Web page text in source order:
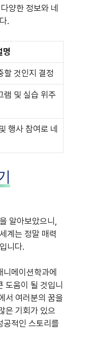
양한 정보와 네
.
명
할 것인지 결정
램 및 실습 위주
행사 참여로 네
알아보았으니,
계는 정말 매력
니다.
메이션학과에
도움이 될 것입니
서 여러분의 꿈을
은 기회가 있으
공적인 스토리를